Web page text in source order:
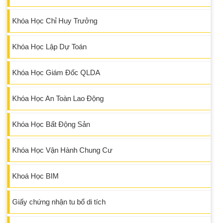
Khóa Học Chỉ Huy Trưởng
Khóa Học Lập Dự Toán
Khóa Học Giám Đốc QLDA
Khóa Học An Toàn Lao Động
Khóa Học Bất Động Sản
Khóa Học Vận Hành Chung Cư
Khoá Học BIM
Giấy chứng nhận tu bổ di tích